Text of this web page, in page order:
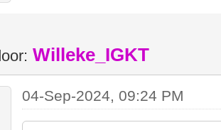
Willeke_IGKT
04-Sep-2024, 09:24 PM